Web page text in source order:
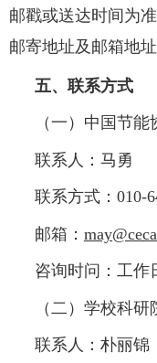
邮戳或送达时间为
邮寄地址及邮箱地
五、联系方式
（一）中国节能
联系人：马勇
联系方式： 010-
邮箱：
咨询时问：工作
（二）学校科研
联系人：朴丽锦